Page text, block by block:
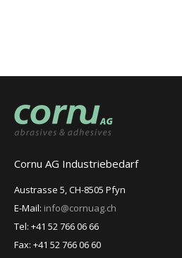
Cornu AG Industriebedarf
Austrasse 5, CH-8505 Pfyn
E-Mail: info@cornuag.ch
Tel: +41 52 766 06 66
Fax: +41 52 766 06 60